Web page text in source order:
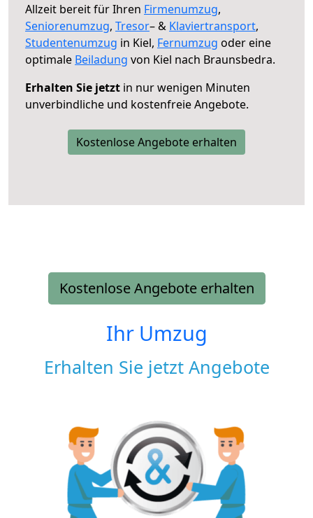
Allzeit bereit für Ihren Firmenumzug,
Seniorenumzug, Tresor– & Klaviertransport,
Studentenumzug in Kiel, Fernumzug oder eine
optimale Beiladung von Kiel nach Braunsbedra.
Erhalten Sie jetzt in nur wenigen Minuten
unverbindliche und kostenfreie Angebote.
Kostenlose Angebote erhalten
Kostenlose Angebote erhalten
Ihr Umzug
Erhalten Sie jetzt Angebote